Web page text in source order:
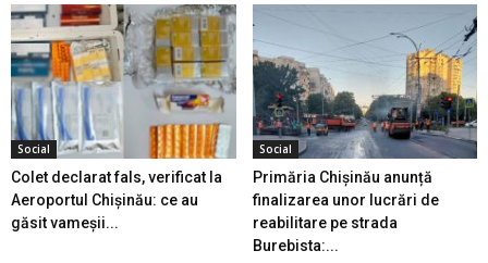
Social
Colet declarat fals, verificat la
Aeroportul Chișinău: ce au
găsit vameșii...
Social
Primăria Chișinău anunță
finalizarea unor lucrări de
reabilitare pe strada
Burebista:...